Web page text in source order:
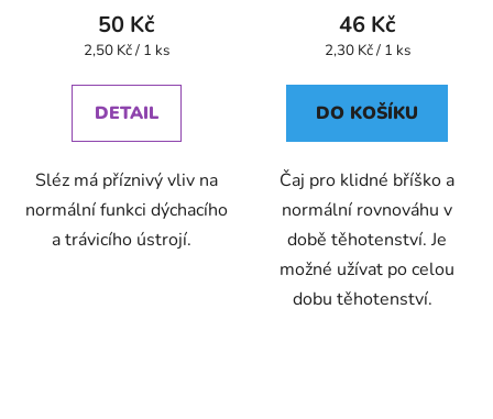
50 Kč
Měrná
2,50 Kč / 1 ks
DETAIL
Sléz má příznivý vliv na
normální funkci dýchacího
a trávicího ústrojí.
46 Kč
Měrná
2,30 Kč / 1 ks
DO KOŠÍKU
Čaj pro klidné bříško a
normální rovnováhu v
době těhotenství. Je
možné užívat po celou
dobu těhotenství.